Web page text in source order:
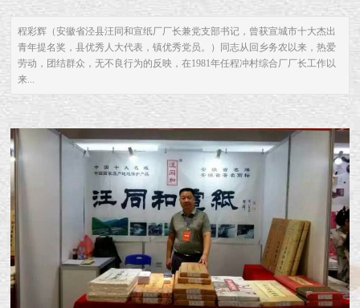
程彩辉（安徽省泾县汪同和宣纸厂厂长兼党支部书记，曾获宣城市十大杰出
青年提名奖，县优秀人大代表，镇优秀党员。）同志从回乡务农以来，热爱
劳动，团结群众，无不良行为的反映，在1981年任程冲村综合厂厂长工作以
来...